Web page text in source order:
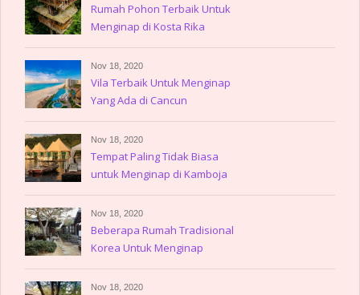
Rumah Pohon Terbaik Untuk
Menginap di Kosta Rika
Nov 18, 2020
Vila Terbaik Untuk Menginap
Yang Ada di Cancun
Nov 18, 2020
Tempat Paling Tidak Biasa
untuk Menginap di Kamboja
Nov 18, 2020
Beberapa Rumah Tradisional
Korea Untuk Menginap
Nov 18, 2020